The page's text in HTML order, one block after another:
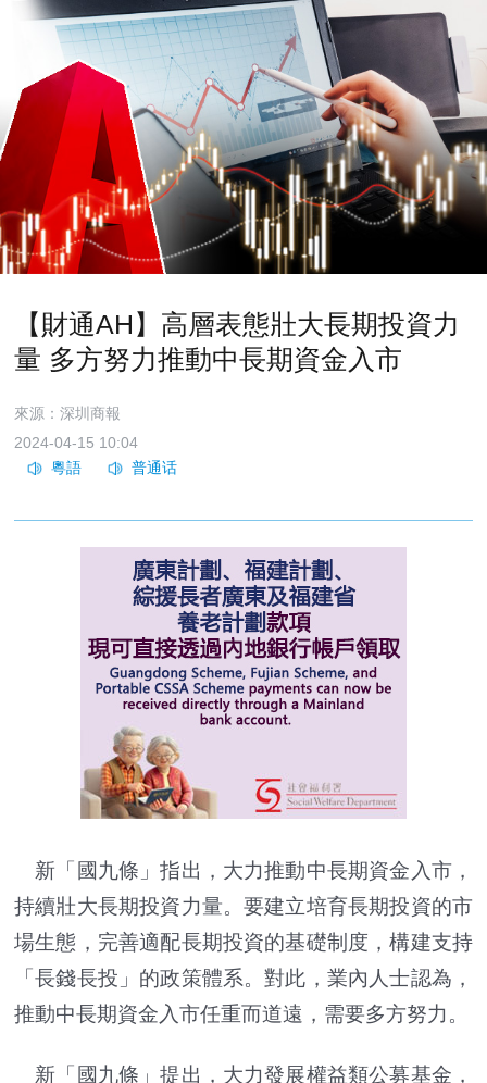
【財通AH】高層表態壯大長期投資力
量 多方努力推動中長期資金入市
來源：深圳商報
2024-04-15 10:04
新「國九條」指出，大力推動中長期資金入市，
持續壯大長期投資力量。要建立培育長期投資的市
場生態，完善適配長期投資的基礎制度，構建支持
「長錢長投」的政策體系。對此，業內人士認為，
推動中長期資金入市任重而道遠，需要多方努力。
新「國九條」提出，大力發展權益類公募基金，